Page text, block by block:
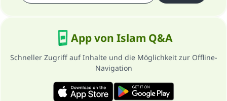
App von Islam Q&A
Schneller Zugriff auf Inhalte und die Möglichkeit zur Offline-
Navigation